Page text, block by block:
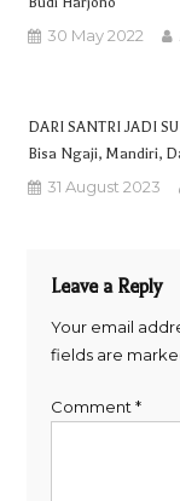
30 May 2022
DARI SANTRI JADI
Bisa Ngaji, Mandiri,
31 August 2023
Leave a Reply
Your email
fields are
Comment*